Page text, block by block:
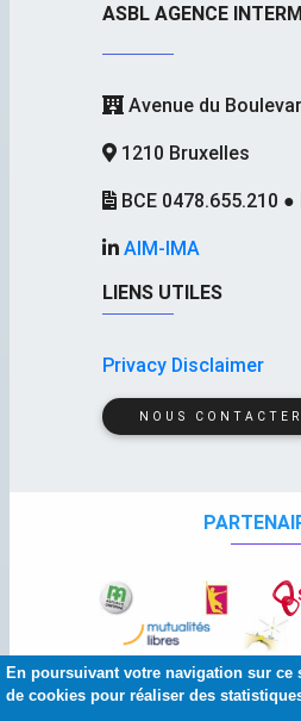
En poursuivant votre navigation sur ce
de cookies pour réaliser des
ASBL AGENCE
Avenue du
1210 Bruxelles
BCE 0478.655.210
AIM-IMA
LIENS UTILES
Privacy Disclaimer
NOUS
© 2026 Copyright:AIM-IMA|